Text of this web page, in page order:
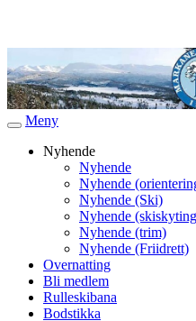
Veksle
navigasjon
Meny
Nyhende
Nyhende
Nyhende
Nyhende (Ski)
Nyhende
Nyhende (trim)
Nyhende (Friidrett)
Overnatting
Bli medlem
Rulleskibana
Bodstikka